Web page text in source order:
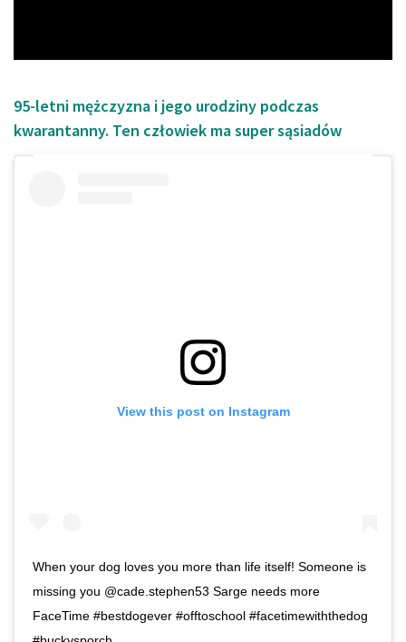
95-letni mężczyzna i jego urodziny podczas
kwarantanny. Ten człowiek ma super sąsiadów
View this post on Instagram
When your dog loves you more than life itself! Someone is
missing you @cade.stephen53 Sarge needs more
FaceTime #bestdogever #offtoschool #facetimewiththedog